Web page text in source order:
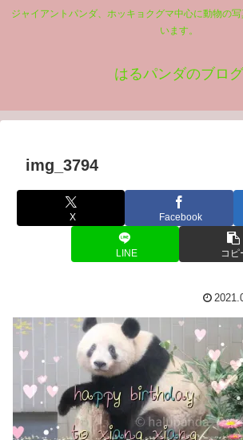
ジャイアントパンダ、ホッキョクグマ中心に動物の
います。
はるパンダのブログ
img_3794
X Facebook
LINE コピ